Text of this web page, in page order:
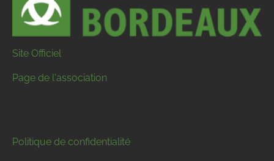
Site Officiel
Page de l'association
Politique de confidentialité